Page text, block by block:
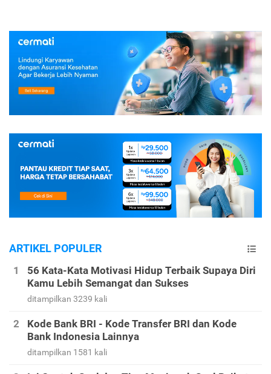
ARTIKEL POPULER
56 Kata-Kata Motivasi Hidup Terbaik Supaya Diri
Kamu Lebih Semangat dan Sukses
ditampilkan 3239 kali
Kode Bank BRI - Kode Transfer BRI dan Kode
Bank Indonesia Lainnya
ditampilkan 1581 kali